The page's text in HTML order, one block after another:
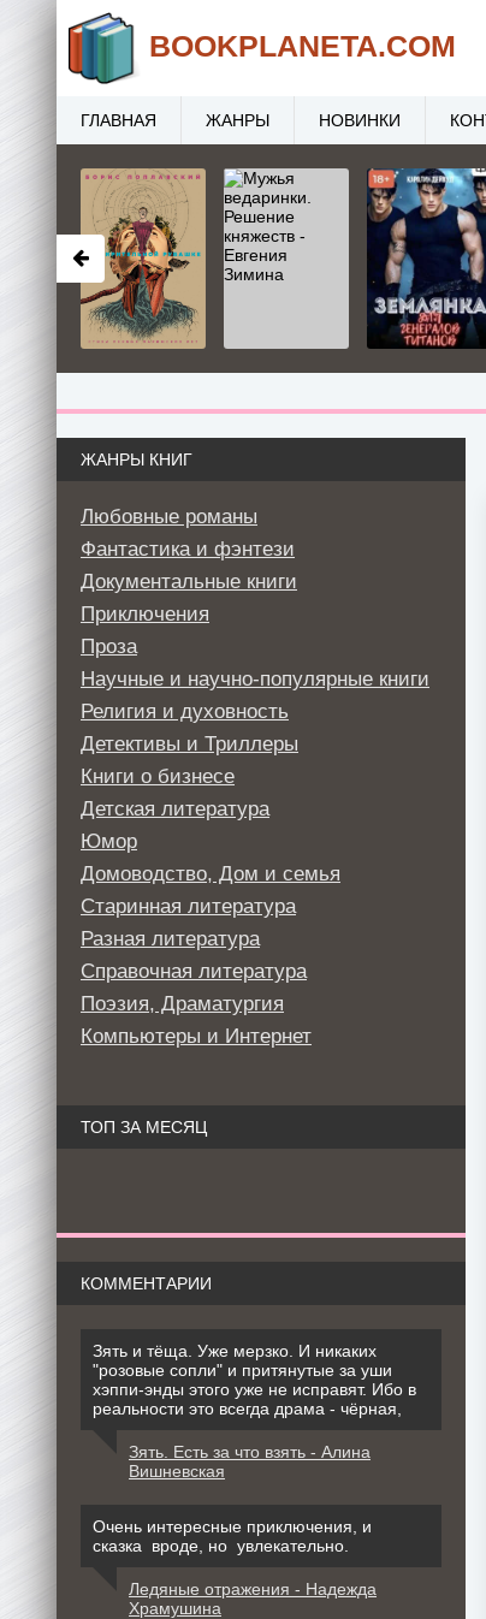
ЖАНРЫ КНИГ
Любовные романы
Фантастика и фэнтези
Документальные книги
Приключения
Проза
Научные и научно-популярные книги
Религия и духовность
Детективы и Триллеры
Книги о бизнесе
Детская литература
Юмор
Домоводство, Дом и семья
Старинная литература
Разная литература
Справочная литература
Поэзия, Драматургия
Компьютеры и Интернет
ТОП ЗА МЕСЯЦ
КОММЕНТАРИИ
Зять и тёща. Уже мерзко. И никаких
"розовые сопли" и притянутые за уши
хэппи-энды этого уже не исправят. Ибо в
реальности это всегда драма - чёрная,
Зять. Есть за что взять - Алина
Вишневская
Очень интересные приключения, и
сказка вроде, но увлекательно.
Ледяные отражения - Надежда
Храмушина
BOOKPLANETA.COM
ГЛАВНАЯ ЖАНРЫ НОВИНКИ